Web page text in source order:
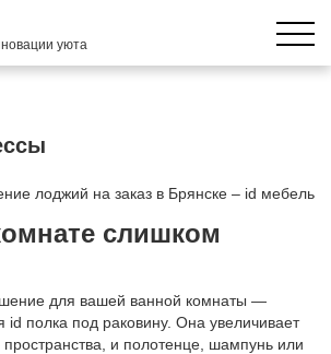
уюта
слишком
для вашей ванной комнаты —
id полка под раковину. Она увеличивает
и полотенце, шампунь или